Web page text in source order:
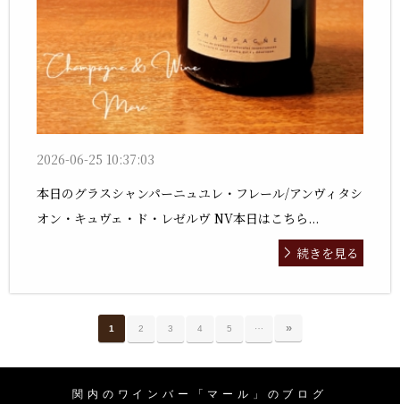
2026-06-25 10:37:03
本日のグラスシャンパーニュユレ・フレール/アンヴィタシ
オン・キュヴェ・ド・レゼルヴ NV本日はこちら...
続きを見る
1 2 3 4 5 … »
関内のワインバー「マール」のブログ